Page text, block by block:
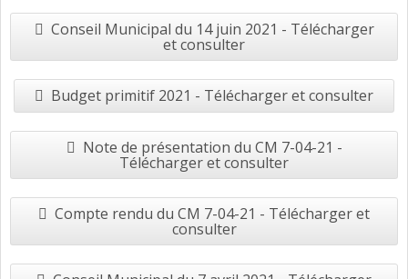
Conseil Municipal du 14 juin 2021 - Télécharger
et consulter
Budget primitif 2021 - Télécharger et consulter
Note de présentation du CM 7-04-21 -
Télécharger et consulter
Compte rendu du CM 7-04-21 - Télécharger et
consulter